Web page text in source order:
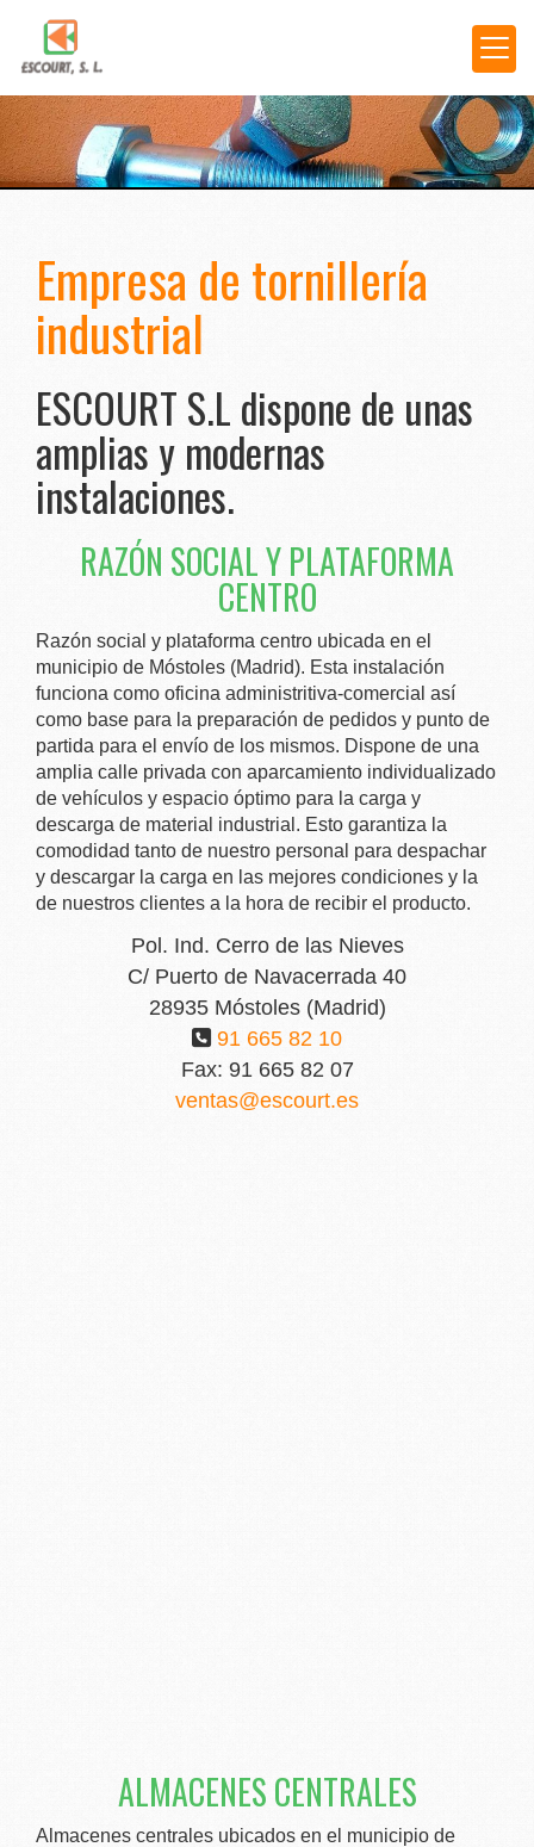
Empresa de tornillería
industrial
ESCOURT S.L dispone de unas
amplias y modernas
instalaciones.
RAZÓN SOCIAL Y PLATAFORMA
CENTRO
Razón social y plataforma centro ubicada en el
municipio de Móstoles (Madrid). Esta instalación
funciona como oficina administritiva-comercial así
como base para la preparación de pedidos y punto de
partida para el envío de los mismos. Dispone de una
amplia calle privada con aparcamiento individualizado
de vehículos y espacio óptimo para la carga y
descarga de material industrial. Esto garantiza la
comodidad tanto de nuestro personal para despachar
y descargar la carga en las mejores condiciones y la
de nuestros clientes a la hora de recibir el producto.
Pol. Ind. Cerro de las Nieves
C/ Puerto de Navacerrada 40
28935 Móstoles (Madrid)
91 665 82 10
Fax: 91 665 82 07
ventas
escourt.es
ALMACENES CENTRALES
Almacenes centrales ubicados en el municipio de